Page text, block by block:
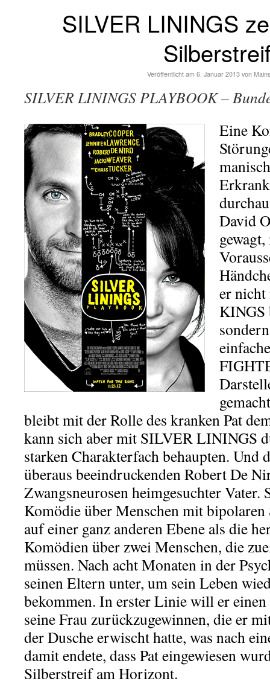
SILVER LININGS
Veröffentlicht am 6. Januar 2013 von
SILVER LININGS PLAYBOOK –
Eine
David
er
KINGS
bleibt mit der Rolle des kranken Pat
kann sich aber mit SILVER LININGS
starken Charakterfach behaupten. Und
überaus beeindruckenden Robert De
Zwangsneurosen heimgesuchter
Komödie über Menschen mit bipolaren
auf einer ganz anderen Ebene als die
Komödien über zwei Menschen, die
müssen. Nach acht Monaten in der
seinen Eltern unter, um sein Leben
bekommen. In erster Linie will er
seine Frau zurückzugewinnen, die er
der Dusche erwischt hatte, was nach
damit endete, dass Pat eingewiesen
Silberstreif am Horizont.